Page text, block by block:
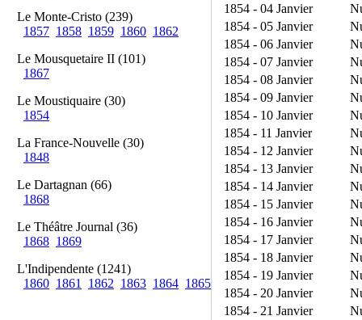
Le Monte-Cristo (239)
1857 1858 1859 1860 1862
Le Mousquetaire II (101)
1867
Le Moustiquaire (30)
1854
La France-Nouvelle (30)
1848
Le Dartagnan (66)
1868
Le Théâtre Journal (36)
1868 1869
L'Indipendente (1241)
1860 1861 1862 1863 1864 1865
1854 - 04 Janvier
1854 - 05 Janvier
1854 - 06 Janvier
1854 - 07 Janvier
1854 - 08 Janvier
1854 - 09 Janvier
1854 - 10 Janvier
1854 - 11 Janvier
1854 - 12 Janvier
1854 - 13 Janvier
1854 - 14 Janvier
1854 - 15 Janvier
1854 - 16 Janvier
1854 - 17 Janvier
1854 - 18 Janvier
1854 - 19 Janvier
1854 - 20 Janvier
1854 - 21 Janvier